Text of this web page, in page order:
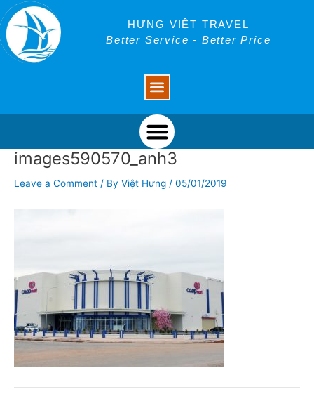
Skip
to
content
HƯNG VIỆT TRAVEL
Better Service - Better Price
Menu
images590570_anh3
Leave a Comment / By Việt Hưng / 05/01/2019
Post
navigation